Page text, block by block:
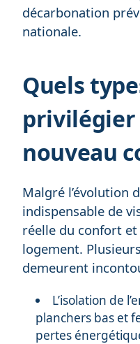
décarbonation
nationale.
Quels
privilégier
nouveau
Malgré l’évolution
indispensable de
réelle du confort
logement.
demeurent
L’isolation de
planchers bas et
pertes